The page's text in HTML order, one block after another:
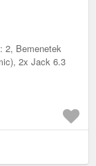
2, Bemenetek
2x Jack 6.3